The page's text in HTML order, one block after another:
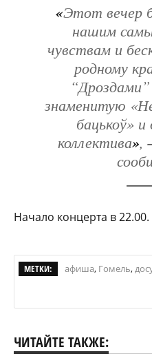
«Этот вечер
нашим
чувствам и
родному
знаменитую
бацькоў»
коллектива»,
Начало концерта в 22.00.
МЕТКИ: афиша, Гомель,
ЧИТАЙТЕ ТАКЖЕ: